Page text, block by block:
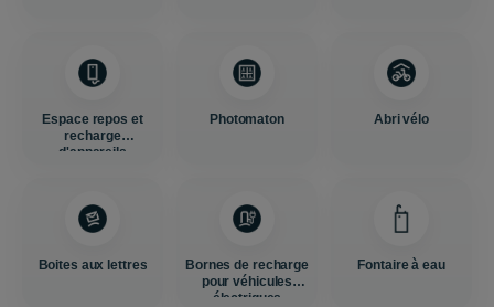
Espace repos et
recharge
d'appareils
Photomaton Abri vélo
Boites aux lettres
Bornes de recharge
pour véhicules
électriques
Fontaire à eau